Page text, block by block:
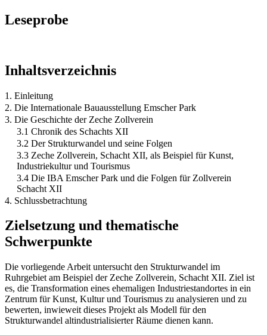
Leseprobe
Inhaltsverzeichnis
1. Einleitung
2. Die Internationale Bauausstellung Emscher Park
3. Die Geschichte der Zeche Zollverein
3.1 Chronik des Schachts XII
3.2 Der Strukturwandel und seine Folgen
3.3 Zeche Zollverein, Schacht XII, als Beispiel für Kunst,
Industriekultur und Tourismus
3.4 Die IBA Emscher Park und die Folgen für Zollverein
Schacht XII
4. Schlussbetrachtung
Zielsetzung und thematische
Schwerpunkte
Die vorliegende Arbeit untersucht den Strukturwandel im
Ruhrgebiet am Beispiel der Zeche Zollverein, Schacht XII. Ziel ist
es, die Transformation eines ehemaligen Industriestandortes in ein
Zentrum für Kunst, Kultur und Tourismus zu analysieren und zu
bewerten, inwieweit dieses Projekt als Modell für den
Strukturwandel altindustrialisierter Räume dienen kann.